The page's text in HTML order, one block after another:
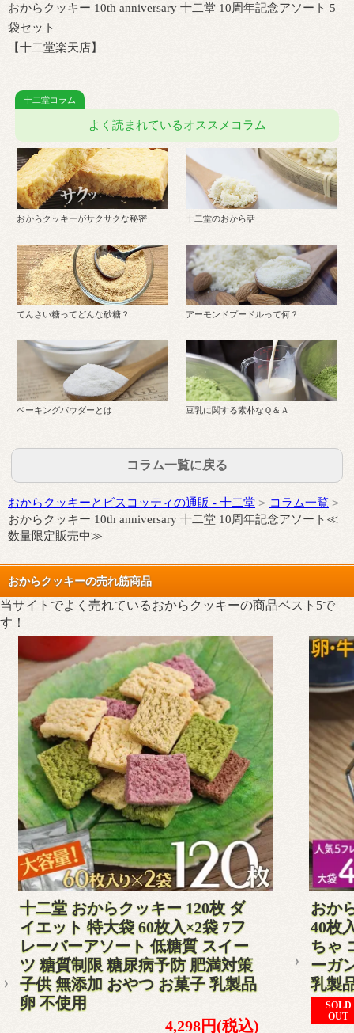
おからクッキー 10th anniversary 十二堂 10周年記念アソート 5
袋セット
【十二堂楽天店】
よく読まれているオススメコラム
おからクッキーがサクサクな秘密 十二堂のおから話
てんさい糖ってどんな砂糖？ アーモンドプードルって何？
ベーキングパウダーとは 豆乳に関する素朴なＱ＆Ａ
コラム一覧に戻る
おからクッキーとビスコッティの通販 - 十二堂
コラム一覧
おからクッキー 10th anniversary 十二堂 10周年記念アソート≪
数量限定販売中≫
おからクッキーの売れ筋商品
当サイトでよく売れているおからクッキーの商品ベスト5で
す！
十二堂 おからクッキー 120枚 ダ
イエット 特大袋 60枚入×2袋 7フ
レーバーアソート 低糖質 スイー
ツ 糖質制限 糖尿病予防 肥満対策
子供 無添加 おやつ お菓子 乳製品
卵 不使用
4,298円(税込)
おか
40枚
ちゃ
ーガ
乳製
SOLD
OUT